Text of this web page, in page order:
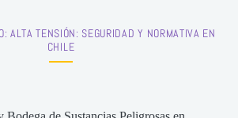
ALTA TENSIÓN: SEGURIDAD Y NORMATIVA EN
CHILE